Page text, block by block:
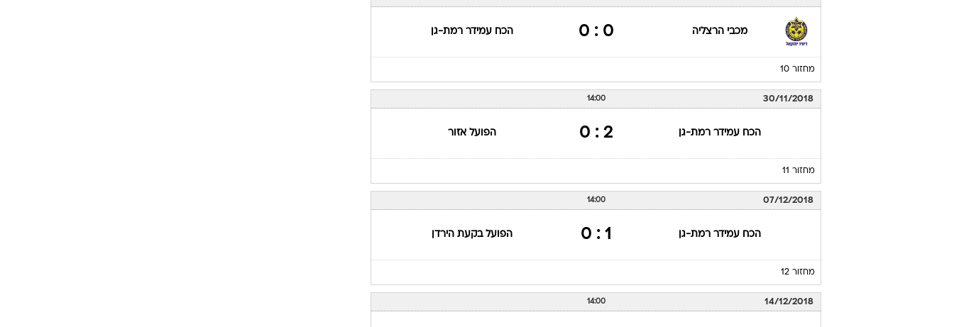
מכבי הרצליה 0 : 0 הכח עמידר רמת-גן
מחזור 10
30/11/2018
14:00
הכח עמידר רמת-גן 2 : 0 הפועל אזור
מחזור 11
07/12/2018
14:00
הכח עמידר רמת-גן 1 : 0 הפועל בקעת הירדן
מחזור 12
14/12/2018
14:00